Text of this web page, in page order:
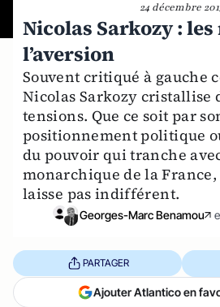
24 décembre
Nicolas Sarkozy :
l’aversion
Souvent critiqué à gauche
Nicolas Sarkozy cristallise
tensions. Que ce soit par
positionnement politique
du pouvoir qui tranche
monarchique de la France,
laisse pas indifférent.
Georges-Marc Benamou
PARTAGER
Ajouter Atlantico en